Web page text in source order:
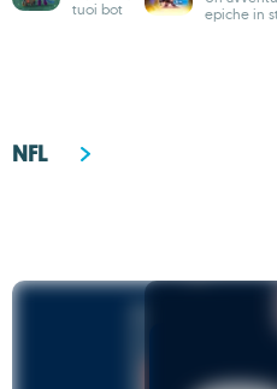
tuoi bot
epiche in
NFL